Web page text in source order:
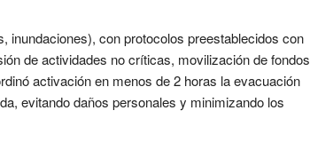
inundaciones), con protocolos preestablecidos con
de actividades no críticas, movilización de fondos
activación en menos de 2 horas la evacuación
evitando daños personales y minimizando los